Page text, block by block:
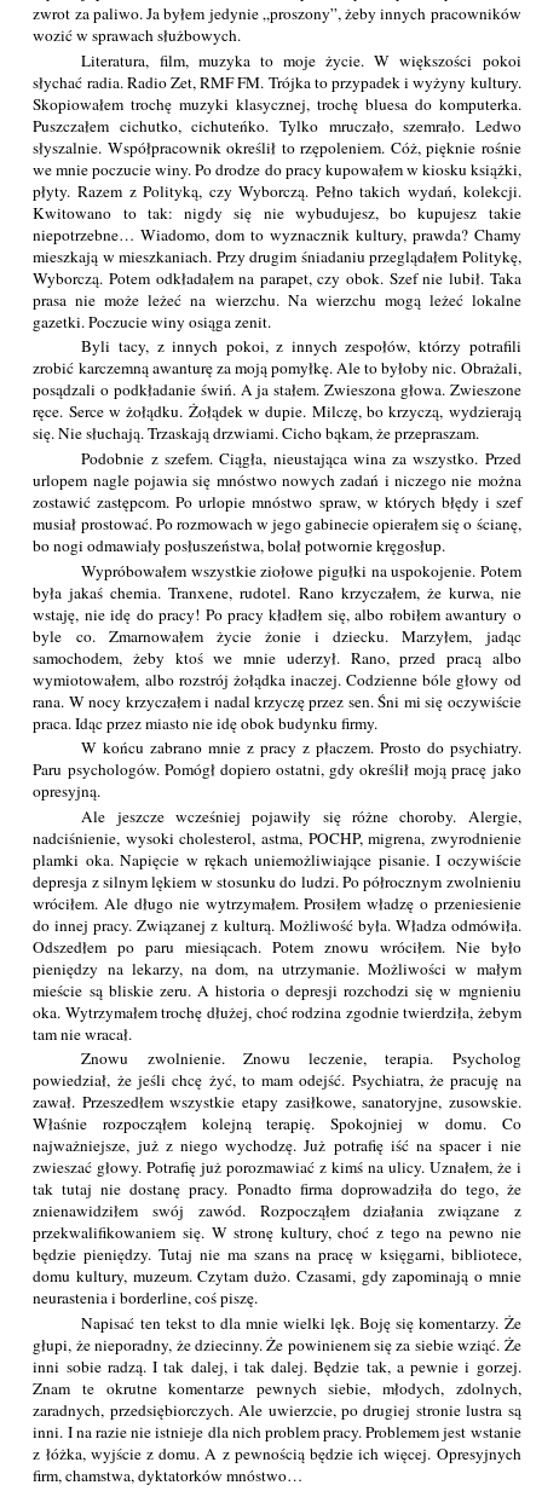
zwrot za paliwo. Ja byłem jedynie „proszony”, żeby innych pracowników
wozić w sprawach służbowych.
Literatura, film, muzyka to moje życie. W większości pokoi
słychać radia. Radio Zet, RMF FM. Trójka to przypadek i wyżyny kultury.
Skopiowałem trochę muzyki klasycznej, trochę bluesa do komputerka.
Puszczałem cichutko, cichuteńko. Tylko mruczało, szemrało. Ledwo
słyszalnie. Współpracownik określił to rzępoleniem. Cóż, pięknie rośnie
we mnie poczucie winy. Po drodze do pracy kupowałem w kiosku książki,
płyty. Razem z Polityką, czy Wyborczą. Pełno takich wydań, kolekcji.
Kwitowano to tak: nigdy się nie wybudujesz, bo kupujesz takie
niepotrzebne… Wiadomo, dom to wyznacznik kultury, prawda? Chamy
mieszkają w mieszkaniach. Przy drugim śniadaniu przeglądałem Politykę,
Wyborczą. Potem odkładałem na parapet, czy obok. Szef nie lubił. Taka
prasa nie może leżeć na wierzchu. Na wierzchu mogą leżeć lokalne
gazetki. Poczucie winy osiąga zenit.
Byli tacy, z innych pokoi, z innych zespołów, którzy potrafili
zrobić karczemną awanturę za moją pomyłkę. Ale to byłoby nic. Obrażali,
posądzali o podkładanie świń. A ja stałem. Zwieszona głowa. Zwieszone
ręce. Serce w żołądku. Żołądek w dupie. Milczę, bo krzyczą, wydzierają
się. Nie słuchają. Trzaskają drzwiami. Cicho bąkam, że przepraszam.
Podobnie z szefem. Ciągła, nieustająca wina za wszystko. Przed
urlopem nagle pojawia się mnóstwo nowych zadań i niczego nie można
zostawić zastępcom. Po urlopie mnóstwo spraw, w których błędy i szef
musiał prostować. Po rozmowach w jego gabinecie opierałem się o ścianę,
bo nogi odmawiały posłuszeństwa, bolał potwornie kręgosłup.
Wypróbowałem wszystkie ziołowe pigułki na uspokojenie. Potem
była jakaś chemia. Tranxene, rudotel. Rano krzyczałem, że kurwa, nie
wstaję, nie idę do pracy! Po pracy kładłem się, albo robiłem awantury o
byle co. Zmarnowałem życie żonie i dziecku. Marzyłem, jadąc
samochodem, żeby ktoś we mnie uderzył. Rano, przed pracą albo
wymiotowałem, albo rozstrój żołądka inaczej. Codzienne bóle głowy od
rana. W nocy krzyczałem i nadal krzyczę przez sen. Śni mi się oczywiście
praca. Idąc przez miasto nie idę obok budynku firmy.
W końcu zabrano mnie z pracy z płaczem. Prosto do psychiatry.
Paru psychologów. Pomógł dopiero ostatni, gdy określił moją pracę jako
opresyjną.
Ale jeszcze wcześniej pojawiły się różne choroby. Alergie,
nadciśnienie, wysoki cholesterol, astma, POCHP, migrena, zwyrodnienie
plamki oka. Napięcie w rękach uniemożliwiające pisanie. I oczywiście
depresja z silnym lękiem w stosunku do ludzi. Po półrocznym zwolnieniu
wróciłem. Ale długo nie wytrzymałem. Prosiłem władzę o przeniesienie
do innej pracy. Związanej z kulturą. Możliwość była. Władza odmówiła.
Odszedłem po paru miesiącach. Potem znowu wróciłem. Nie było
pieniędzy na lekarzy, na dom, na utrzymanie. Możliwości w małym
mieście są bliskie zeru. A historia o depresji rozchodzi się w mgnieniu
oka. Wytrzymałem trochę dłużej, choć rodzina zgodnie twierdziła, żebym
tam nie wracał.
Znowu zwolnienie. Znowu leczenie, terapia. Psycholog
powiedział, że jeśli chcę żyć, to mam odejść. Psychiatra, że pracuję na
zawał. Przeszedłem wszystkie etapy zasiłkowe, sanatoryjne, zusowskie.
Właśnie rozpocząłem kolejną terapię. Spokojniej w domu. Co
najważniejsze, już z niego wychodzę. Już potrafię iść na spacer i nie
zwieszać głowy. Potrafię już porozmawiać z kimś na ulicy. Uznałem, że i
tak tutaj nie dostanę pracy. Ponadto firma doprowadziła do tego, że
znienawidziłem swój zawód. Rozpocząłem działania związane z
przekwalifikowaniem się. W stronę kultury, choć z tego na pewno nie
będzie pieniędzy. Tutaj nie ma szans na pracę w księgarni, bibliotece,
domu kultury, muzeum. Czytam dużo. Czasami, gdy zapominają o mnie
neurastenia i borderline, coś piszę.
Napisać ten tekst to dla mnie wielki lęk. Boję się komentarzy. Że
głupi, że nieporadny, że dziecinny. Że powinienem się za siebie wziąć. Że
inni sobie radzą. I tak dalej, i tak dalej. Będzie tak, a pewnie i gorzej.
Znam te okrutne komentarze pewnych siebie, młodych, zdolnych,
zaradnych, przedsiębiorczych. Ale uwierzcie, po drugiej stronie lustra są
inni. I na razie nie istnieje dla nich problem pracy. Problemem jest wstanie
z łóżka, wyjście z domu. A z pewnością będzie ich więcej. Opresyjnych
firm, chamstwa, dyktatorków mnóstwo…